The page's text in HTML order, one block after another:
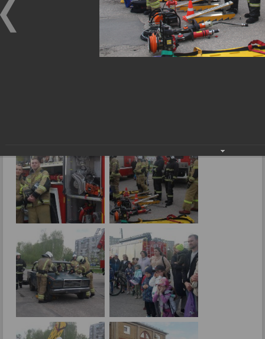
Главная Фотогалерея › Новости
›
Выставка пожарной техники 2023г.
Выставка пожарной техники 2023г.